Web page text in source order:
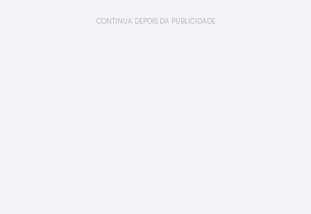
CONTINUA DEPOIS DA PUBLICIDADE